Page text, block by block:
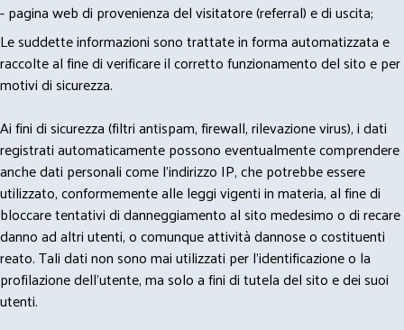
- pagina web di provenienza del visitatore (referral) e di uscita;
Le suddette informazioni sono trattate in forma automatizzata e
raccolte al fine di verificare il corretto funzionamento del sito e per
motivi di sicurezza.
Ai fini di sicurezza (filtri antispam, firewall, rilevazione virus), i dati
registrati automaticamente possono eventualmente comprendere
anche dati personali come l'indirizzo IP, che potrebbe essere
utilizzato, conformemente alle leggi vigenti in materia, al fine di
bloccare tentativi di danneggiamento al sito medesimo o di recare
danno ad altri utenti, o comunque attività dannose o costituenti
reato. Tali dati non sono mai utilizzati per l'identificazione o la
profilazione dell'utente, ma solo a fini di tutela del sito e dei suoi
utenti.